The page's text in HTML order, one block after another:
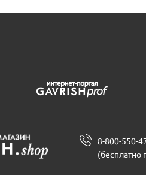
8-800-550-
(бесплатно